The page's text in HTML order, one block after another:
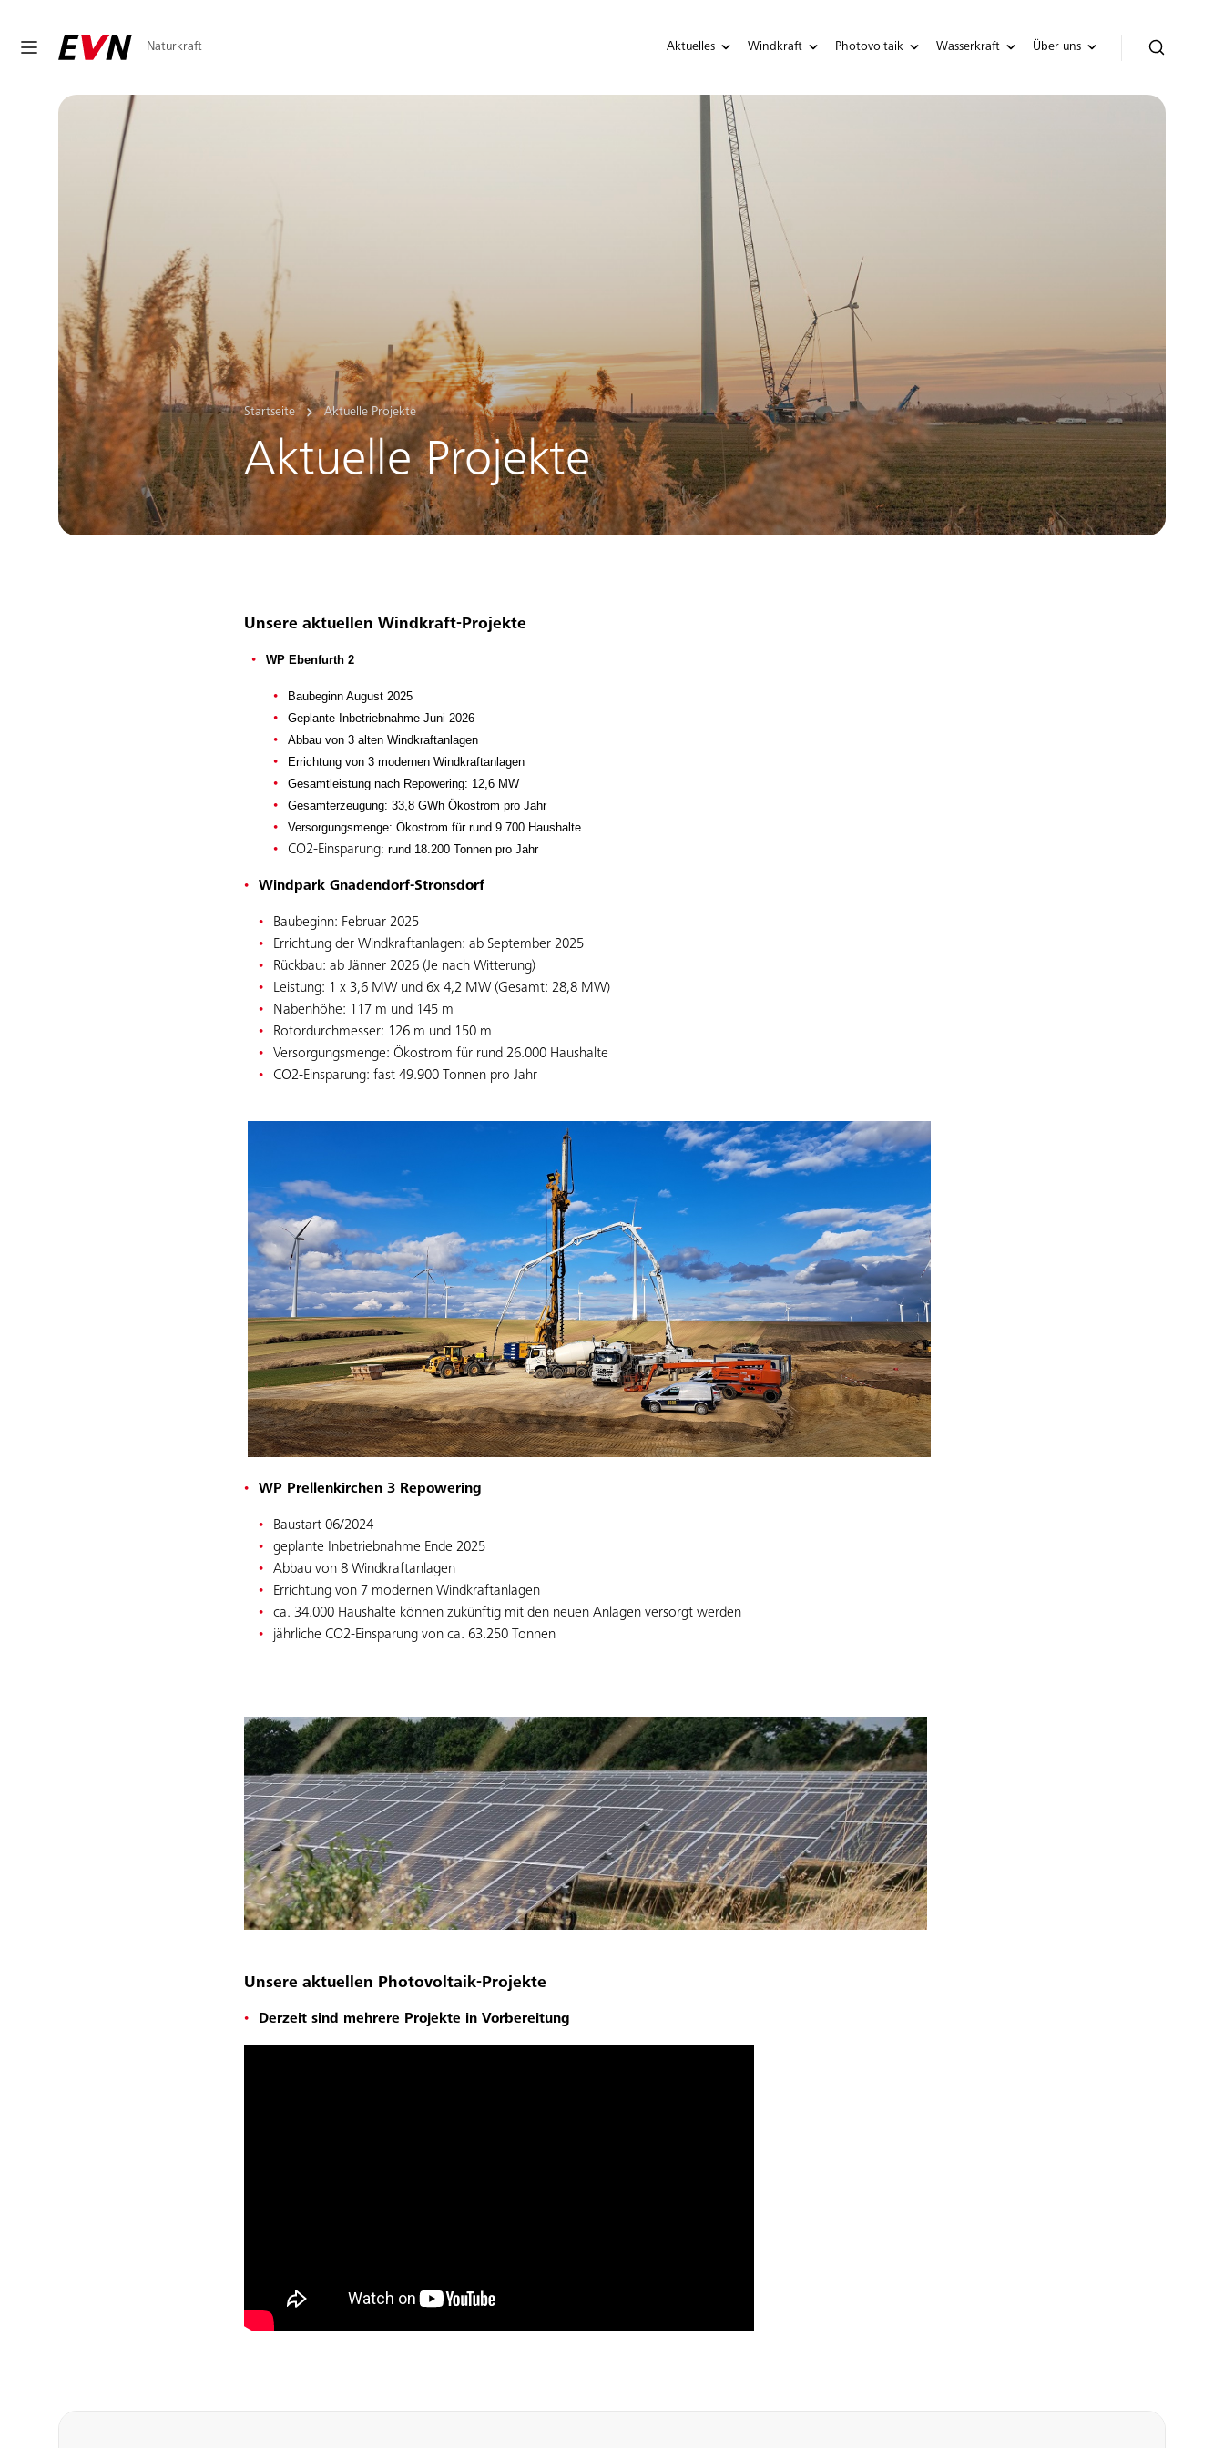
Naturkraft Aktuelles Windkraft Photovoltaik Wasserkraft Über uns
Startseite Aktuelle Projekte
Aktuelle Projekte
Unsere aktuellen Windkraft-Projekte
WP Ebenfurth 2
Baubeginn August 2025
Geplante Inbetriebnahme Juni 2026
Abbau von 3 alten Windkraftanlagen
Errichtung von 3 modernen Windkraftanlagen
Gesamtleistung nach Repowering: 12,6 MW
Gesamterzeugung: 33,8 GWh Ökostrom pro Jahr
Versorgungsmenge: Ökostrom für rund 9.700 Haushalte
CO2-Einsparung: rund 18.200 Tonnen pro Jahr
Windpark Gnadendorf-Stronsdorf
Baubeginn: Februar 2025
Errichtung der Windkraftanlagen: ab September 2025
Rückbau: ab Jänner 2026 (Je nach Witterung)
Leistung: 1 x 3,6 MW und 6x 4,2 MW (Gesamt: 28,8 MW)
Nabenhöhe: 117 m und 145 m
Rotordurchmesser: 126 m und 150 m
Versorgungsmenge: Ökostrom für rund 26.000 Haushalte
CO2-Einsparung: fast 49.900 Tonnen pro Jahr
WP Prellenkirchen 3 Repowering
Baustart 06/2024
geplante Inbetriebnahme Ende 2025
Abbau von 8 Windkraftanlagen
Errichtung von 7 modernen Windkraftanlagen
ca. 34.000 Haushalte können zukünftig mit den neuen Anlagen versorgt werden
jährliche CO2-Einsparung von ca. 63.250 Tonnen
Unsere aktuellen Photovoltaik-Projekte
Derzeit sind mehrere Projekte in Vorbereitung